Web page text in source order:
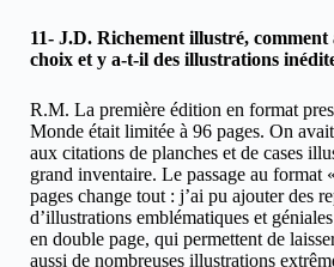
11- J.D. Richement illustré,
choix et y a-t-il des illustrations
R.M. La première édition en format
Monde était limitée à 96 pages. On
aux citations de planches et de cases
grand inventaire. Le passage au format
pages change tout : j’ai pu ajouter des
d’illustrations emblématiques et
en double page, qui permettent de
aussi de nombreuses illustrations